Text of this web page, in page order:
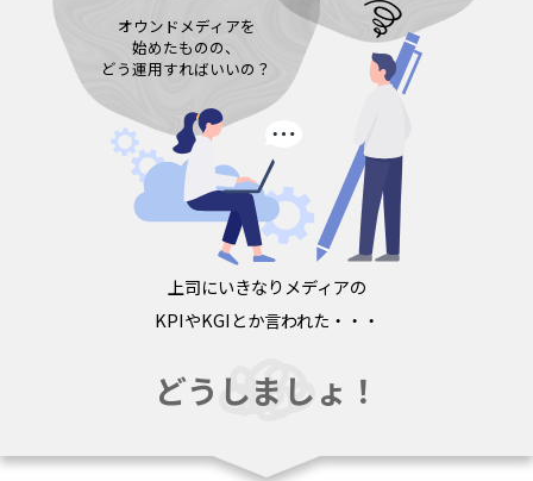
オウンドメディアを
始めたものの、
どう運用すればいいの？
上司にいきなりメディアの
KPIやKGIとか言われた・・・
どうしましょ！